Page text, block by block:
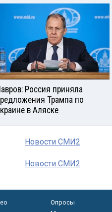
Россия приняла
Трампа по
в Аляске
Новости СМИ2
Новости СМИ2
Опросы